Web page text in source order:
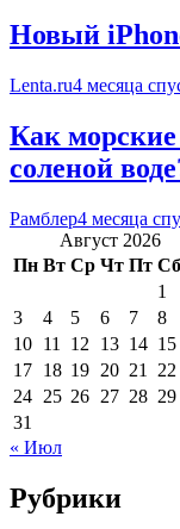
Новый
Lenta.ru4 месяца
Как
соленой
Рамблер4 месяца
Август 2026
Пн Вт Ср Чт Пт Сб
1
3
4 5 6 7 8
10 11 12 13 14 15
17 18 19 20 21 22
24 25 26 27 28 29
31
« Июл
Рубрики